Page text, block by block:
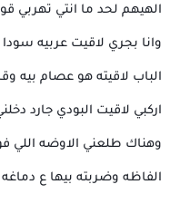
الهيهم لحد ما انتي تهربي
وانا بجري لاقيت عربيه
الباب لاقيته هو عصام بيه
اركبي لاقيت البودي جارد
وهناك طلعني الاوضه
الفاظه وضربته بيها ع